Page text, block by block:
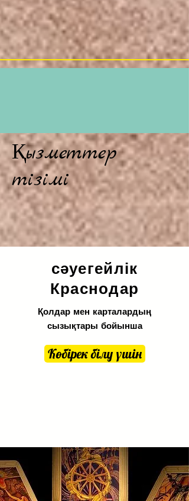
Қызметтер
тізімі
сәуегейлік
Краснодар
Қолдар мен карталардың
сызықтары бойынша
Көбірек білу үшін